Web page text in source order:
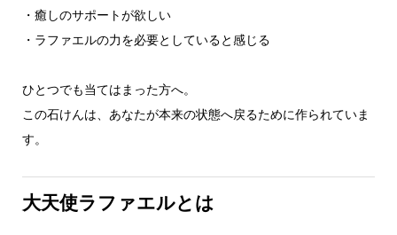
・癒しのサポートが欲しい
・ラファエルの力を必要としていると感じる
ひとつでも当てはまった方へ。
この石けんは、あなたが本来の状態へ戻るために作られていま
す。
大天使ラファエルとは